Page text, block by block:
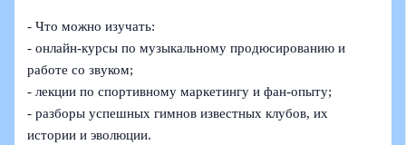
- Что можно изучать:
- онлайн-курсы по музыкальному продюсированию и
работе со звуком;
- лекции по спортивному маркетингу и фан-опыту;
- разборы успешных гимнов известных клубов, их
истории и эволюции.